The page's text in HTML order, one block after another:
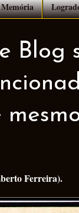
Blog
Ferreira).